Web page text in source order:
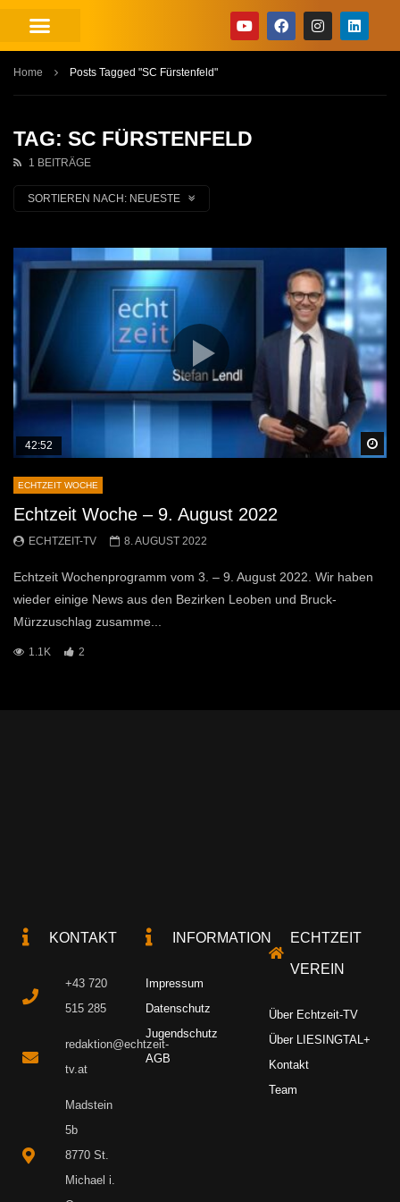
Home Posts Tagged "SC Fürstenfeld"
TAG: SC FÜRSTENFELD
1 BEITRÄGE
SORTIEREN NACH: NEUESTE
42:52
ECHTZEIT WOCHE
Echtzeit Woche – 9. August 2022
ECHTZEIT-TV 8. AUGUST 2022
Echtzeit Wochenprogramm vom 3. – 9. August 2022. Wir haben
wieder einige News aus den Bezirken Leoben und Bruck-
Mürzzuschlag zusamme...
1.1K 2
KONTAKT
+43 720
515 285
redaktion@echtzeit-
tv.at
Madstein
5b
8770 St.
Michael i.
INFORMATION
Impressum
Datenschutz
Jugendschutz
AGB
ECHTZEIT
VEREIN
Über Echtzeit-TV
Über LIESINGTAL+
Kontakt
Team